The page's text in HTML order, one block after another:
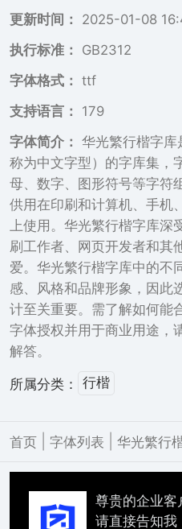
更新时间：
2025-01-08
执行标准：
GB2312
字体格式： ttf
支持语言：
179
字体简介： 华光繁行楷字库
称为中文字型）的字库集，
母、数字、图形符号等字符
供用在印刷和计算机、手机
上使用。华光繁行楷字库
刷工作者、网页开发者和其
爱。华光繁行楷字库中的不
感、风格和品牌形象，因此
计至关重要。需了解如何能
字体授权并用于商业用途，
解答。
所属分类： 行楷
首页 字体列表 华光繁行
尊贵的企业客
请直接告知我